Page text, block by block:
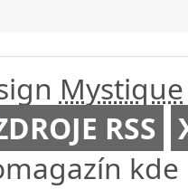
Mystique
RSS